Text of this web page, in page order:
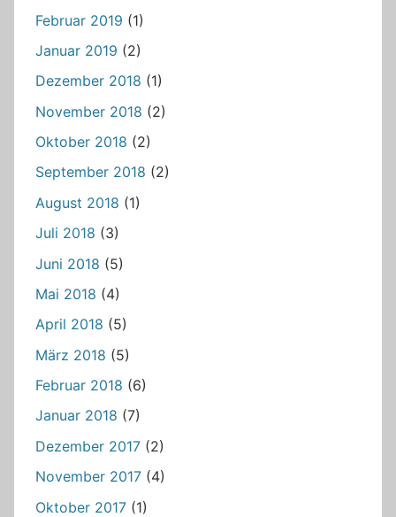
Februar 2019 (1)
Januar 2019 (2)
Dezember 2018 (1)
November 2018 (2)
Oktober 2018 (2)
September 2018 (2)
August 2018 (1)
Juli 2018 (3)
Juni 2018 (5)
Mai 2018 (4)
April 2018 (5)
März 2018 (5)
Februar 2018 (6)
Januar 2018 (7)
Dezember 2017 (2)
November 2017 (4)
Oktober 2017 (1)